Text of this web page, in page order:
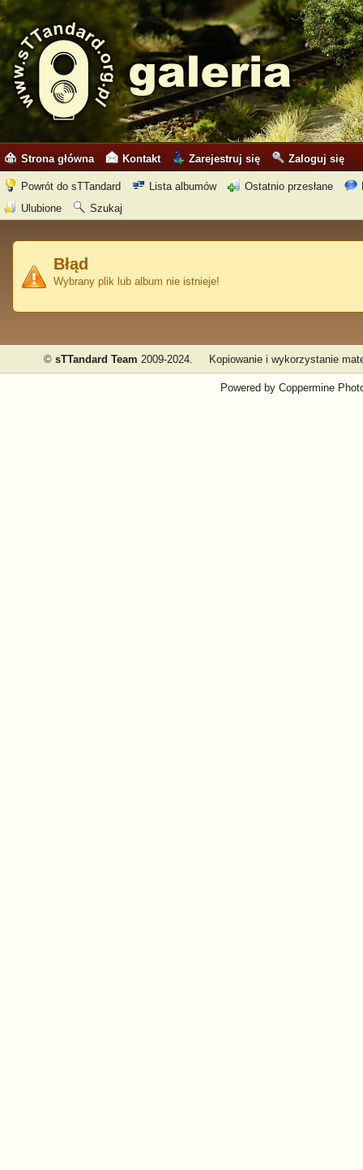
Strona główna Kontakt Zarejestruj się Zaloguj się
Powrót do sTTandard Lista albumów Ostatnio przesłane
Ulubione
Szukaj
Błąd
Wybrany plik lub album nie istnieje!
© sTTandard Team 2009-2024. Kopiowanie i wykorzystanie
Powered by Coppermine